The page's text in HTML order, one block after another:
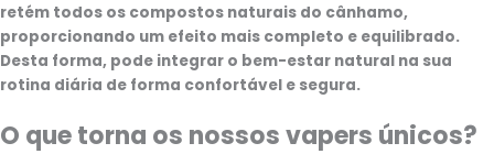
retém todos os compostos naturais do cânhamo,
proporcionando um efeito mais completo e equilibrado.
Desta forma, pode integrar o bem-estar natural na sua
rotina diária de forma confortável e segura.
O que torna os nossos vapers únicos?